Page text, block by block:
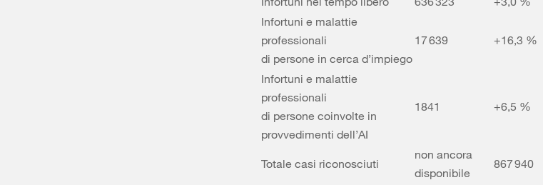
Infortuni e malattie
professionali
di persone in cerca d’impiego
17 639 +16,3 %
Infortuni e malattie
professionali
di persone coinvolte in
provvedimenti dell’AI
1841 +6,5 %
Totale casi riconosciuti
non ancora
disponibile
867 940